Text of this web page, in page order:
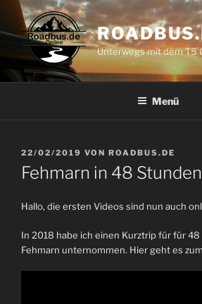
Zum
Inhalt
springen
Unterwegs mit dem T5
Menü
VERÖFFENTLICHT
AM
22/02/2019 VON ROADBUS.DE
Fehmarn in 48 Stunden
Hallo, die ersten Videos sind nun auch
In 2018 habe ich einen Kurztrip für für
Fehmarn unternommen. Hier geht es